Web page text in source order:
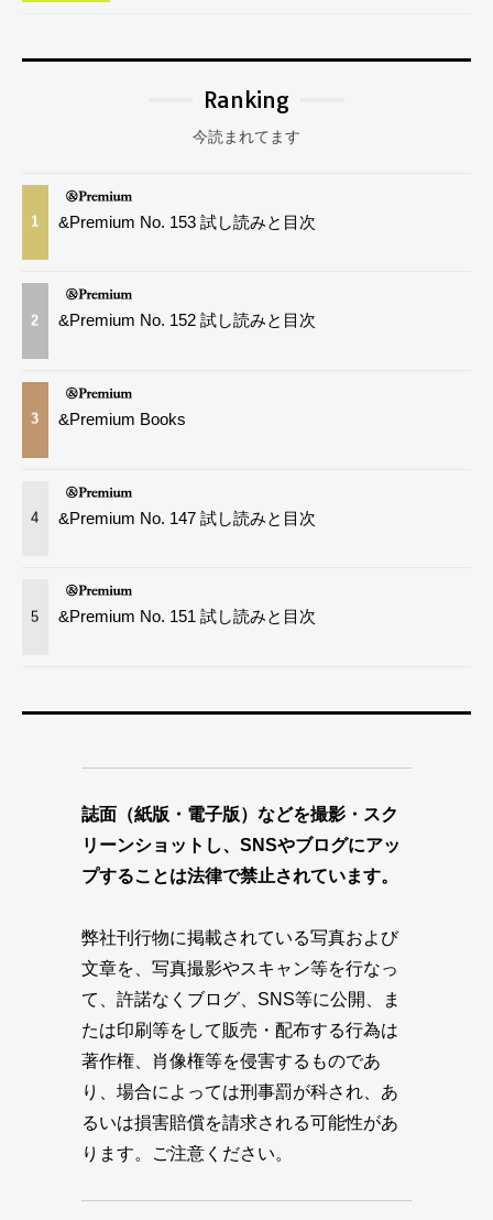
Ranking
今読まれてます
1 &Premium No. 153 試し読みと目次
2 &Premium No. 152 試し読みと目次
3 &Premium Books
4 &Premium No. 147 試し読みと目次
5 &Premium No. 151 試し読みと目次
誌面（紙版・電子版）などを撮影・スク
リーンショットし、SNSやブログにアッ
プすることは法律で禁止されています。
弊社刊行物に掲載されている写真および
文章を、写真撮影やスキャン等を行なっ
て、許諾なくブログ、SNS等に公開、ま
たは印刷等をして販売・配布する行為は
著作権、肖像権等を侵害するものであ
り、場合によっては刑事罰が科され、あ
るいは損害賠償を請求される可能性があ
ります。ご注意ください。